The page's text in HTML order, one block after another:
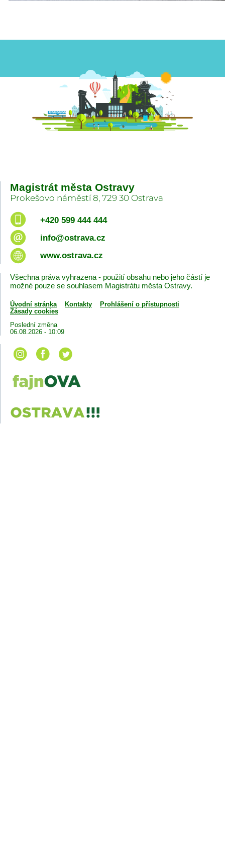
Magistrát města Ostravy
Prokešovo náměstí 8, 729 30 Ostrava
+420 599 444 444
info@ostrava.cz
www.ostrava.cz
Všechna práva vyhrazena - použití obsahu nebo jeho částí je
možné pouze se souhlasem Magistrátu města Ostravy.
Úvodní stránka Kontakty
Prohlášení o přístupnosti
Zásady cookies
Poslední změna
06.08.2026 - 10:09